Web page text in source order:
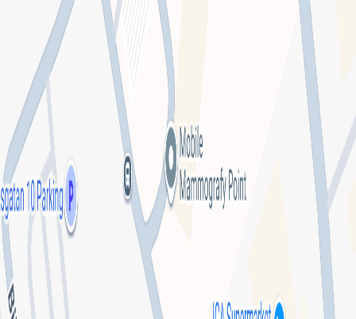
Hitta till mottagningen
Klicka på kartan för att få vägbeskrivning.
klicka för att öppna
en interaktiv karta
Se på kartan
Omdömen från patienter
Inga omdömen ännu. Bli den första att berätta om din
upplevelse!
Lämna omdöme Se fler omdömen
Hitta till mottagningen